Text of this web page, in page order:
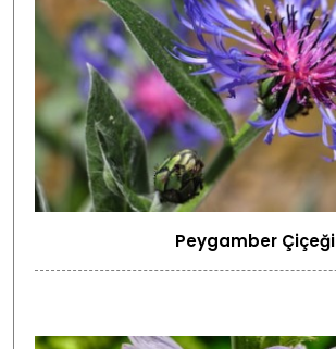
Peygamber Çiçeği